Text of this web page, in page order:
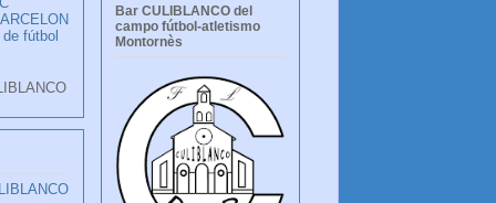
de fútbol
Bar CULIBLANCO del
campo fútbol-atletismo
Montornès